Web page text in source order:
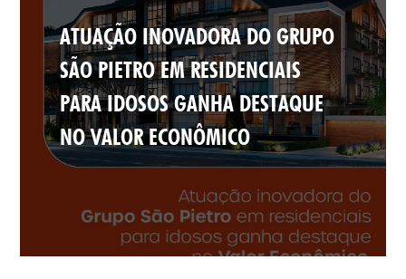
ATUAÇÃO INOVADORA DO GRUPO
SÃO PIETRO EM RESIDENCIAIS
PARA IDOSOS GANHA DESTAQUE
NO VALOR ECONÔMICO